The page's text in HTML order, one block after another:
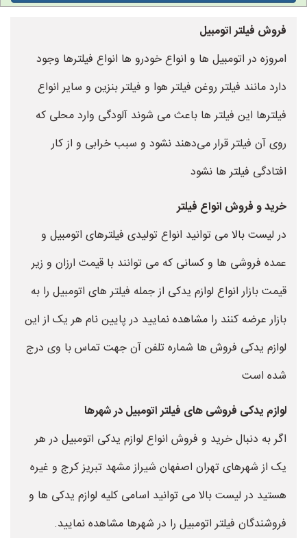
فروش فیلتر اتومبیل
امروزه در اتومبیل ها و انواع خودرو ها انواع فیلترها وجود
دارد مانند فیلتر روغن فیلتر هوا و فیلتر بنزین و سایر انواع
فیلترها این فیلتر ها باعث می شوند آلودگی وارد محلی که
روی آن فیلتر قرار می‌دهند نشود و سبب خرابی و از کار
افتادگی فیلتر ها نشود
خرید و فروش انواع فیلتر
در لیست بالا می توانید انواع تولیدی فیلترهای اتومبیل و
عمده فروشی ها و کسانی که می توانند با قیمت ارزان و زیر
قیمت بازار انواع لوازم یدکی از جمله فیلتر های اتومبیل را به
بازار عرضه کنند را مشاهده نمایید در پایین نام هر یک از این
لوازم یدکی فروش ها شماره تلفن آن جهت تماس با وی درج
شده است
لوازم یدکی فروشی های فیلتر اتومبیل در شهرها
اگر به دنبال خرید و فروش انواع لوازم یدکی اتومبیل در هر
یک از شهرهای تهران اصفهان شیراز مشهد تبریز کرج و غیره
هستید در لیست بالا می توانید اسامی کلیه لوازم یدکی ها و
فروشندگان فیلتر اتومبیل را در شهرها مشاهده نمایید.